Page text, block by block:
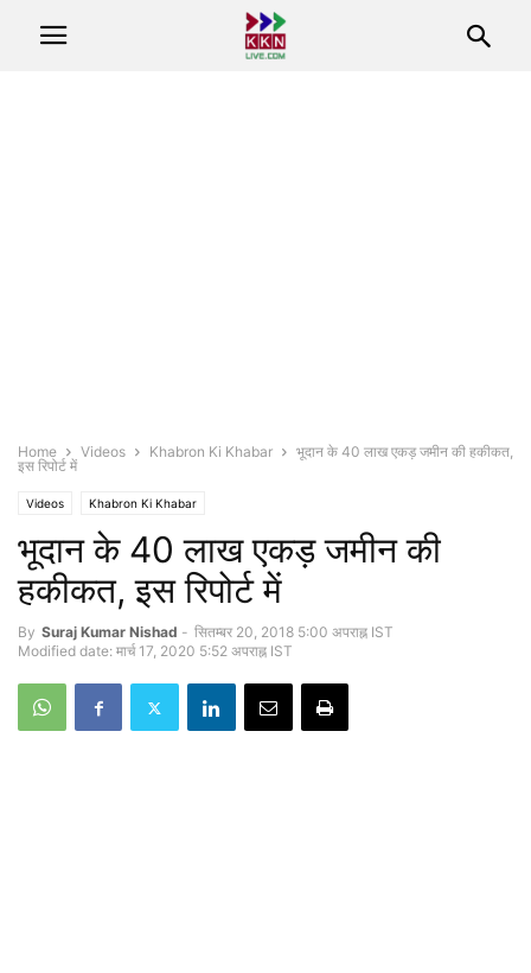
Home Videos Khabron Ki Khabar
भूदान के 40 लाख एकड़ जमीन की हकीकत,
इस रिपोर्ट में
Videos Khabron Ki Khabar
भूदान के 40 लाख एकड़ जमीन की
हकीकत, इस रिपोर्ट में
By Suraj Kumar Nishad - सितम्बर 20, 2018 5:00 अपराह्न IST
Modified date: मार्च 17, 2020 5:52 अपराह्न IST